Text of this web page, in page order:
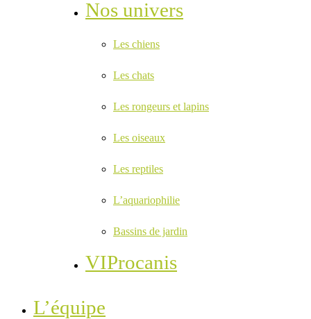
Nos univers
Les chiens
Les chats
Les rongeurs et lapins
Les oiseaux
Les reptiles
L’aquariophilie
Bassins de jardin
VIProcanis
L’équipe